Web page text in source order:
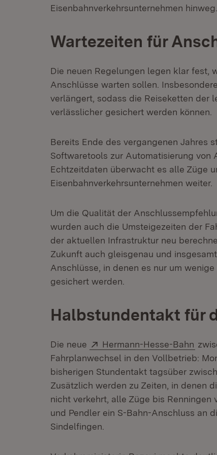
Eisenbahnverkehrsunternehmen
Wartezeiten für
Die neuen Regelungen legen klar fest,
Anschlüsse warten sollen.
verlängert, sodass die Reiseketten der
verlässlicher gesichert werden können.
Bereits Ende des vergangenen Jahres
Softwaretools zur Automatisierung von
Echtzeitdaten überwacht es alle Züge
Eisenbahnverkehrsunternehmen weiter.
Um die Qualität der
wurden auch die Umsteigezeiten der
der aktuellen Infrastruktur neu
Zukunft auch gleisgenau und
Anschlüsse, in denen es nur um
gesichert werden.
Halbstundentakt für
Die neue Extern:
Hermann-Hesse-Bahn
Fahrplanwechsel in den Vollbetrieb:
bisherigen Stundentakt tagsüber
Zusätzlich werden zu Zeiten, in denen
nicht verkehrt, alle Züge bis
und Pendler ein S-Bahn-Anschluss an
Sindelfingen.